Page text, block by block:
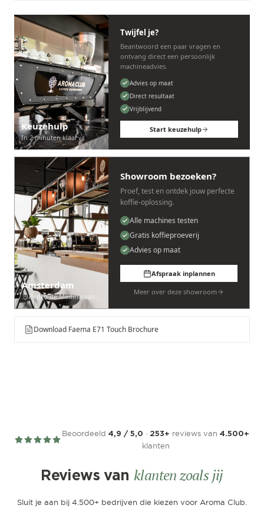
Keuzehulp
In 2 minuten klaar
Twijfel je?
Beantwoord een paar vragen en
ontvang direct een persoonlijk
machineadvies.
Advies op maat
Direct resultaat
Vrijblijvend
Start keuzehulp
Amsterdam
Pedro de Medinalaan 53
Showroom bezoeken?
Proef, test en ontdek jouw perfecte
koffie-oplossing.
Alle machines testen
Gratis koffieproeverij
Advies op maat
Afspraak inplannen
Meer over deze showroom
Download Faema E71 Touch Brochure
Beoordeeld 4,9 / 5,0 · 253+ reviews van 4.500+
klanten
Reviews van klanten zoals jij
Sluit je aan bij 4.500+ bedrijven die kiezen voor Aroma Club.